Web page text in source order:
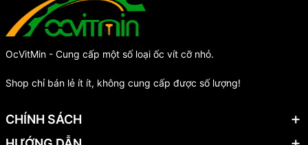
OcVitMin - Cung cấp một số loại ốc vít cỡ nhỏ.
Shop chỉ bán lẻ ít ít, không cung cấp được số lượng!
CHÍNH SÁCH